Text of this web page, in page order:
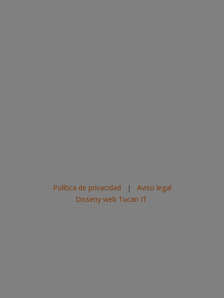
Política de privacidad | Aviso legal
Disseny web Tucan IT